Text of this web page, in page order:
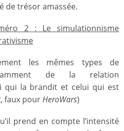
de trésor amassée.
2 : Le simulationnisme
les mêmes types de
de la relation
qui la brandit et celui qui est
, faux pourHeroWars)
prend en compte l’intensité